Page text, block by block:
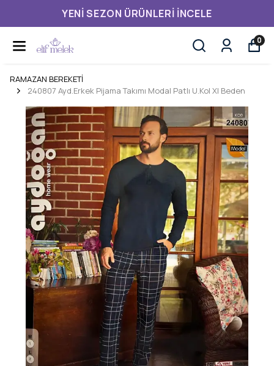
YENI SEZON ÜRÜNLERI İNCELE
0
RAMAZAN BEREKETİ
240807 Ayd.Erkek Pijama Takımı Modal Patlı U.Kol Xl Beden